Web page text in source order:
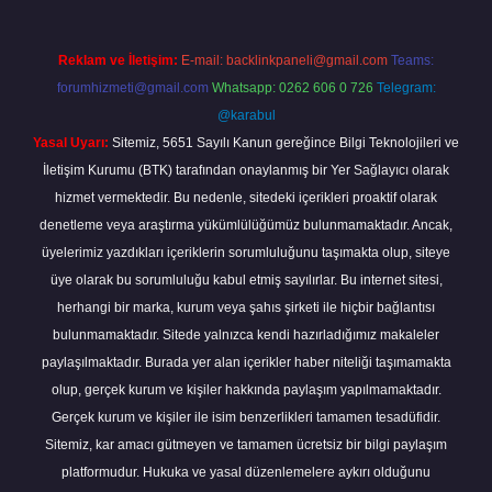
Reklam ve İletişim: E-mail: backlinkpaneli@gmail.com Teams:
forumhizmeti@gmail.com Whatsapp: 0262 606 0 726 Telegram:
@karabul
Yasal Uyarı: Sitemiz, 5651 Sayılı Kanun gereğince Bilgi Teknolojileri ve
İletişim Kurumu (BTK) tarafından onaylanmış bir Yer Sağlayıcı olarak
hizmet vermektedir. Bu nedenle, sitedeki içerikleri proaktif olarak
denetleme veya araştırma yükümlülüğümüz bulunmamaktadır. Ancak,
üyelerimiz yazdıkları içeriklerin sorumluluğunu taşımakta olup, siteye
üye olarak bu sorumluluğu kabul etmiş sayılırlar. Bu internet sitesi,
herhangi bir marka, kurum veya şahıs şirketi ile hiçbir bağlantısı
bulunmamaktadır. Sitede yalnızca kendi hazırladığımız makaleler
paylaşılmaktadır. Burada yer alan içerikler haber niteliği taşımamakta
olup, gerçek kurum ve kişiler hakkında paylaşım yapılmamaktadır.
Gerçek kurum ve kişiler ile isim benzerlikleri tamamen tesadüfidir.
Sitemiz, kar amacı gütmeyen ve tamamen ücretsiz bir bilgi paylaşım
platformudur. Hukuka ve yasal düzenlemelere aykırı olduğunu